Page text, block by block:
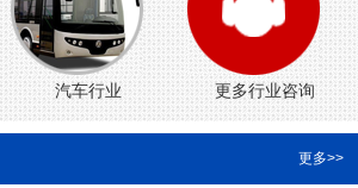
汽车行业 更多行业咨询
更多>>